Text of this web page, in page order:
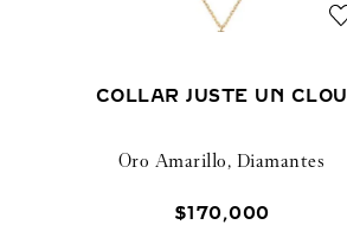
COLLAR JUSTE UN CLOU
Oro Amarillo, Diamantes
$170,000